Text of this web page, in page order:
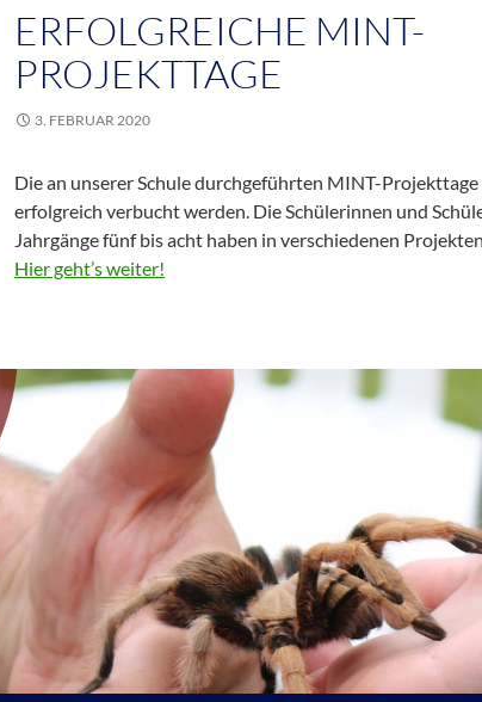
ERFOLGREICHE MINT-
PROJEKTTAGE
3. FEBRUAR 2020
Die an unserer Schule durchgeführten MINT-Projekttage
erfolgreich verbucht werden. Die Schülerinnen und
Jahrgänge fünf bis acht haben in verschiedenen
Hier geht’s weiter!